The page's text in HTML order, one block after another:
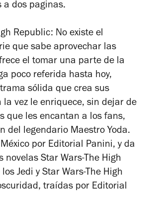
a dos paginas.
Republic: No existe el
que sabe aprovechar las
el tomar una parte de la
poco referida hasta hoy,
sólida que crea sus
la vez le enriquece, sin dejar de
que les encantan a los fans,
del legendario Maestro Yoda.
por Editorial Panini, y da
novelas Star Wars-The High
Jedi y Star Wars-The High
, traídas por Editorial